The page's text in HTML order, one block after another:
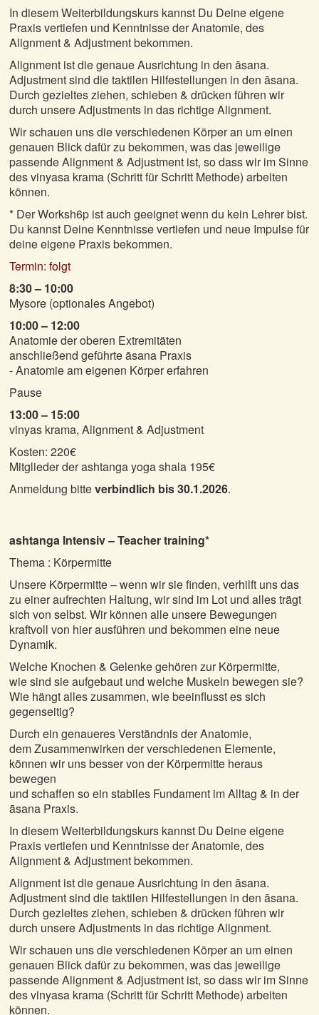
In diesem Weiterbildungskurs kannst Du Deine eigene
Praxis vertiefen und Kenntnisse der Anatomie, des
Alignment & Adjustment bekommen.
Alignment ist die genaue Ausrichtung in den āsana.
Adjustment sind die taktilen Hilfestellungen in den āsana.
Durch gezieltes ziehen, schieben & drücken führen wir
durch unsere Adjustments in das richtige Alignment.
Wir schauen uns die verschiedenen Körper an um einen
genauen Blick dafür zu bekommen, was das jeweilige
passende Alignment & Adjustment ist, so dass wir im Sinne
des vinyasa krama (Schritt für Schritt Methode) arbeiten
können.
* Der Worksh6p ist auch geeignet wenn du kein Lehrer bist.
Du kannst Deine Kenntnisse vertiefen und neue Impulse für
deine eigene Praxis bekommen.
Termin: folgt
8:30 – 10:00
Mysore (optionales Angebot)
10:00 – 12:00
Anatomie der oberen Extremitäten
anschließend geführte āsana Praxis
- Anatomie am eigenen Körper erfahren
Pause
13:00 – 15:00
vinyas krama, Alignment & Adjustment
Kosten: 220€
Mitglieder der ashtanga yoga shala 195€
Anmeldung bitteverbindlich bis 30.1.2026.
ashtanga Intensiv – Teacher training*
Thema : Körpermitte
Unsere Körpermitte – wenn wir sie finden, verhilft uns das
zu einer aufrechten Haltung, wir sind im Lot und alles trägt
sich von selbst. Wir können alle unsere Bewegungen
kraftvoll von hier ausführen und bekommen eine neue
Dynamik.
Welche Knochen & Gelenke gehören zur Körpermitte,
wie sind sie aufgebaut und welche Muskeln bewegen sie?
Wie hängt alles zusammen, wie beeinflusst es sich
gegenseitig?
Durch ein genaueres Verständnis der Anatomie,
dem Zusammenwirken der verschiedenen Elemente,
können wir uns besser von der Körpermitte heraus
bewegen
und schaffen so ein stabiles Fundament im Alltag & in der
āsana Praxis.
In diesem Weiterbildungskurs kannst Du Deine eigene
Praxis vertiefen und Kenntnisse der Anatomie, des
Alignment & Adjustment bekommen.
Alignment ist die genaue Ausrichtung in den āsana.
Adjustment sind die taktilen Hilfestellungen in den āsana.
Durch gezieltes ziehen, schieben & drücken führen wir
durch unsere Adjustments in das richtige Alignment.
Wir schauen uns die verschiedenen Körper an um einen
genauen Blick dafür zu bekommen, was das jeweilige
passende Alignment & Adjustment ist, so dass wir im Sinne
des vinyasa krama (Schritt für Schritt Methode) arbeiten
können.